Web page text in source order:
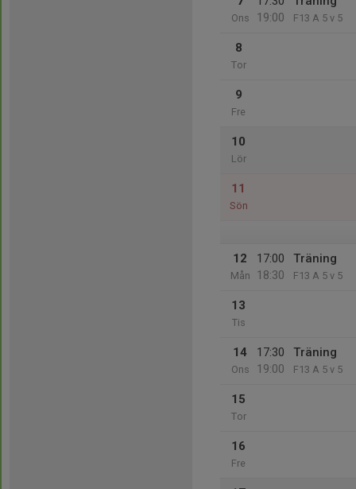
Ons
19:00
F13 A 5 v 5
8
Tor
9
Fre
10
Lör
11
Sön
12
Mån
17:00
18:30
Träning
F13 A 5 v 5
13
Tis
14
Ons
17:30
19:00
Träning
F13 A 5 v 5
15
Tor
16
Fre